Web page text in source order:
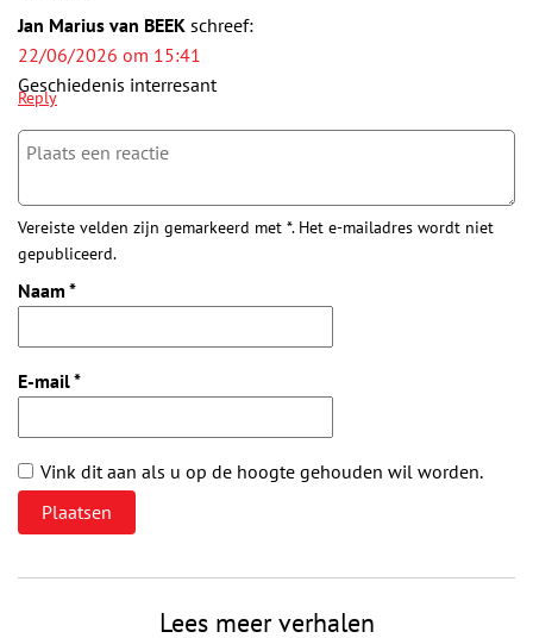
Jan Marius van BEEK schreef:
22/06/2026 om 15:41
Geschiedenis interresant
Reply
Vereiste velden zijn gemarkeerd met *. Het e-mailadres wordt niet
gepubliceerd.
Naam *
E-mail*
Vink dit aan als u op de hoogte gehouden wil worden.
Lees meer verhalen